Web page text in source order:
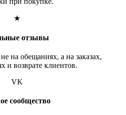
★
отзывы
на обещаниях, а на заказах,
и возврате клиентов.
VK
сообщество